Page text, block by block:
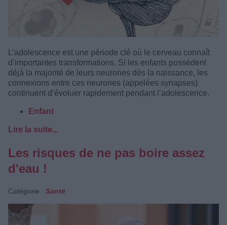
L’adolescence est une période clé où le cerveau connaît
d’importantes transformations. Si les enfants possèdent
déjà la majorité de leurs neurones dès la naissance, les
connexions entre ces neurones (appelées synapses)
continuent d’évoluer rapidement pendant l’adolescence.
Enfant
Lire la suite...
Les risques de ne pas boire assez
d'eau !
Catégorie : Santé